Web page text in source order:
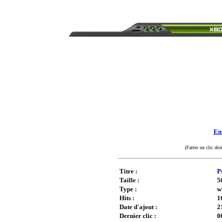
(Faites un clic
Titre :
Taille :
Type :
Hits :
Date d'ajout :
Dernier clic :